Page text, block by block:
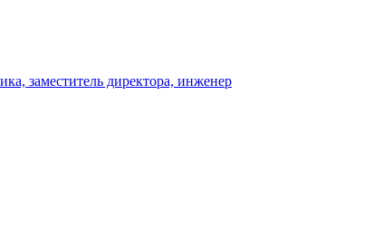
заместитель директора, инженер